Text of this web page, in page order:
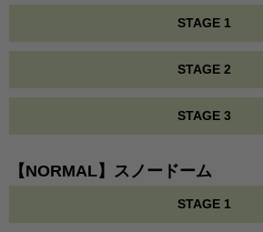
STAGE 1
STAGE 2
STAGE 3
【NORMAL】スノードーム
STAGE 1